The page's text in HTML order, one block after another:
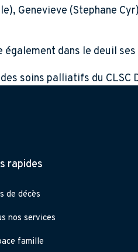
Genevieve (Stephane
également dans le deuil
soins palliatifs du CLSC
rapides
de décès
nos services
famille